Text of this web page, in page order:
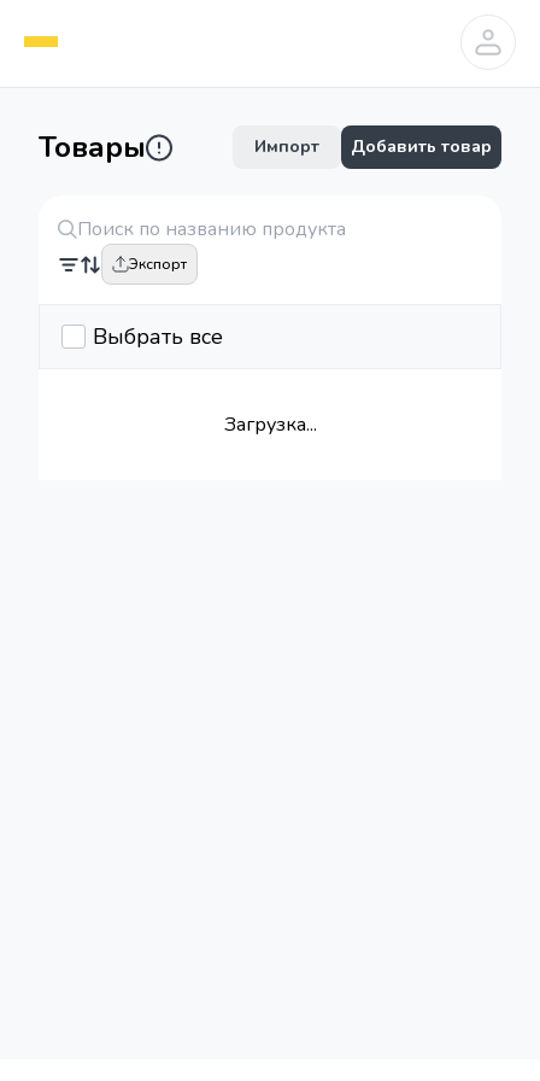
Товары Импорт Добавить товар
Экспорт
Выбрать все
Загрузка...